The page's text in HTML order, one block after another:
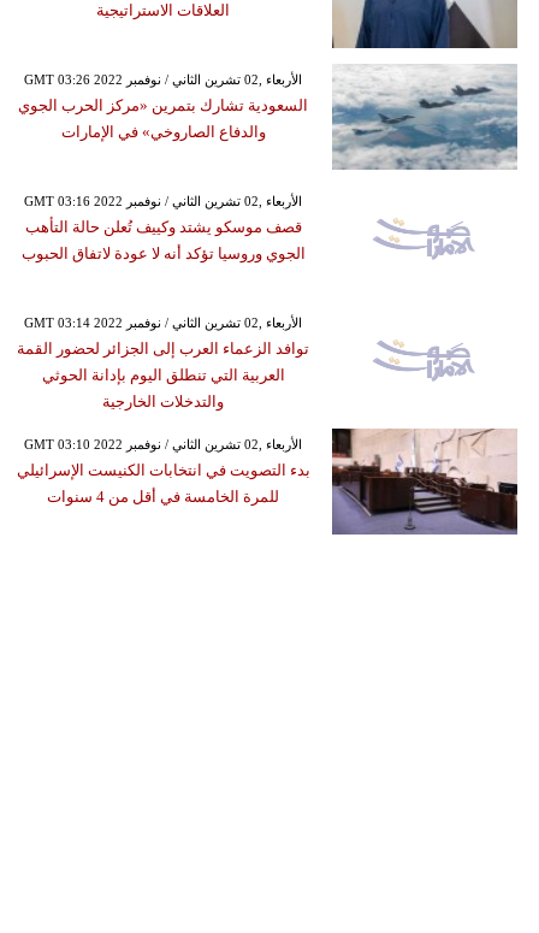
العلاقات الاستراتيجية
GMT 03:26 2022 الأربعاء ,02 تشرين الثاني / نوفمبر
السعودية تشارك بتمرين «مركز الحرب الجوي
والدفاع الصاروخي» في الإمارات
GMT 03:16 2022 الأربعاء ,02 تشرين الثاني / نوفمبر
قصف موسكو يشتد وكييف تُعلن حالة التأهب
الجوي وروسيا تؤكد أنه لا عودة لاتفاق الحبوب
GMT 03:14 2022 الأربعاء ,02 تشرين الثاني / نوفمبر
توافد الزعماء العرب إلى الجزائر لحضور القمة
العربية التي تنطلق اليوم بإدانة الحوثي
والتدخلات الخارجية
GMT 03:10 2022 الأربعاء ,02 تشرين الثاني / نوفمبر
بدء التصويت في انتخابات الكنيست الإسرائيلي
للمرة الخامسة في أقل من 4 سنوات